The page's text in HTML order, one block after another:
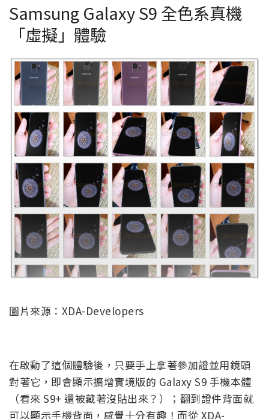
Samsung Galaxy S9 全色系真機
「虛擬」體驗
圖片來源：XDA-Developers
在啟動了這個體驗後，只要手上拿著參加證並用鏡頭
對著它，即會顯示擴增實境版的 Galaxy S9 手機本體
（看來 S9+ 還被藏著沒貼出來？）；翻到證件背面就
可以顯示手機背面，感覺十分有趣！而從 XDA-